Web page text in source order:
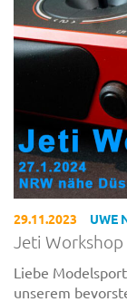
29.11.2023 UWE
Jeti Workshop
Liebe
unserem